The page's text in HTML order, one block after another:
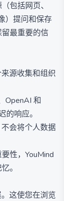
包括网页、
）提问和保存
最重要的信
源收集和组织
OpenAI 和
响应。
会将个人数据
性，YouMind
。
这使您在浏览